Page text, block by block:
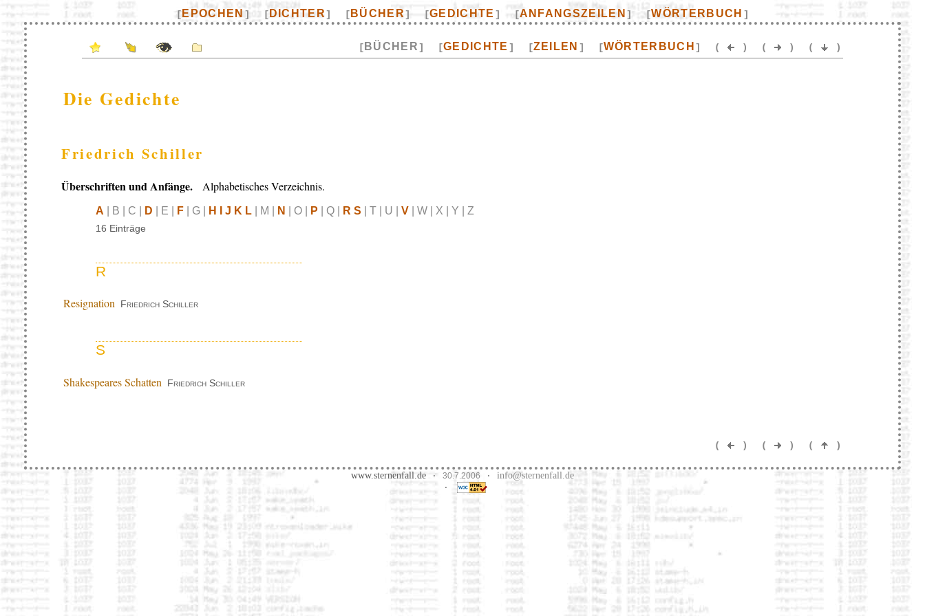
[ EPOCHEN ] [ DICHTER] [ BÜCHER] [GEDICHTE ] [ANFANGSZEILEN ] [WÖRTERBUCH ]
[ BÜCHER] [GEDICHTE ] [ZEILEN ] [WÖRTERBUCH ] ( ) ( ) ( )
Die Gedichte
Friedrich Schiller
Überschriften und Anfänge. Alphabetisches Verzeichnis.
A | B | C | D | E | F | G | H I J K L | M | N | O | P | Q | R S | T | U | V | W | X | Y | Z
16 Einträge
R
Resignation Friedrich Schiller
S
Shakespeares Schatten Friedrich Schiller
( ) ( ) ( )
www.sternenfall.de · 30.7.2006 · info@sternenfall.de
·